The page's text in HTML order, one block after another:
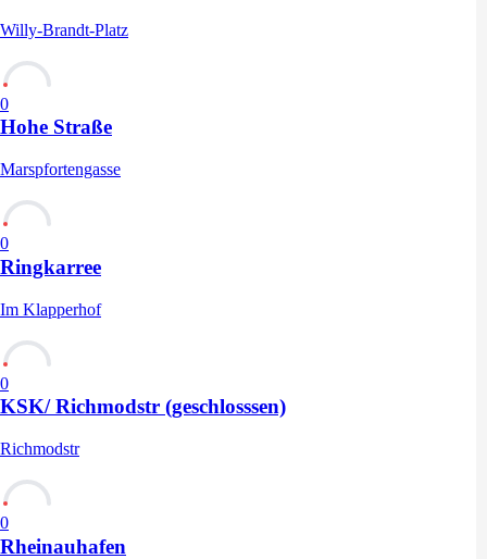
Willy-Brandt-Platz
0
Hohe Straße
Marspfortengasse
0
Ringkarree
Im Klapperhof
0
KSK/ Richmodstr (geschlosssen)
Richmodstr
0
Rheinauhafen